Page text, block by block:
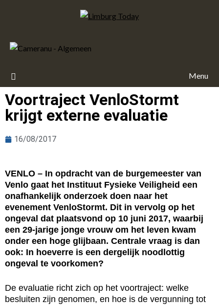
Menu
Voortraject VenloStormt
krijgt externe evaluatie
16/08/2017
VENLO – In opdracht van de burgemeester van
Venlo gaat het Instituut Fysieke Veiligheid een
onafhankelijk onderzoek doen naar het
evenement VenloStormt. Dit in vervolg op het
ongeval dat plaatsvond op 10 juni 2017, waarbij
een 29-jarige jonge vrouw om het leven kwam
onder een hoge glijbaan. Centrale vraag is dan
ook: In hoeverre is een dergelijk noodlottig
ongeval te voorkomen?
De evaluatie richt zich op het voortraject: welke
besluiten zijn genomen, en hoe is de vergunning tot